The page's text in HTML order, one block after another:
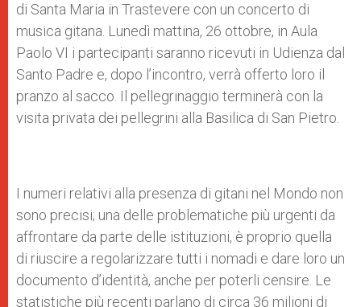
di Santa Maria in Trastevere con un concerto di
musica gitana. Lunedì mattina, 26 ottobre, in Aula
Paolo VI i partecipanti saranno ricevuti in Udienza dal
Santo Padre e, dopo l’incontro, verrà offerto loro il
pranzo al sacco. Il pellegrinaggio terminerà con la
visita privata dei pellegrini alla Basilica di San Pietro.
I numeri relativi alla presenza di gitani nel Mondo non
sono precisi; una delle problematiche più urgenti da
affrontare da parte delle istituzioni, è proprio quella
di riuscire a regolarizzare tutti i nomadi e dare loro un
documento d’identità, anche per poterli censire. Le
statistiche più recenti parlano di circa 36 milioni di